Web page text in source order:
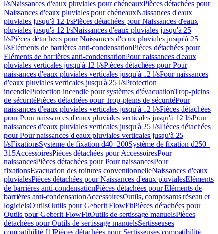
l/sNaissances d'eaux pluviales pour chéneauxPièces détachées pour
Naissances d'eaux pluviales pour chéneauxNaissances d'eaux
pluviales jusqu'à 12 l/sPièces détachées pour Naissances d'eaux
pluviales jusqu'à 12 l/sNaissances d'eaux pluviales jusqu'à 25
l/sPièces détachées pour Naissances d'eaux pluviales jusqu'à 25
l/sEléments de barrières anti-condensationPièces détachées pour
Eléments de barrières anti-condensationPour naissances d'eaux
pluviales verticales jusqu'à 12 l/sPièces détachées pour Pour
naissances d'eaux pluviales verticales jusqu'à 12 l/sPour naissances
d'eaux pluviales verticales jusqu'à 25 l/sProtection
incendieProtection incendie pour systèmes d'évacuationTrop-pleins
de sécuritéPièces détachées pour Trop-pleins de sécuritéPour
naissances d'eaux pluviales verticales jusqu'à 12 l/sPièces détachées
pour Pour naissances d'eaux pluviales verticales jusqu'à 12 l/sPour
naissances d'eaux pluviales verticales jusqu'à 25 l/sPièces détachées
pour Pour naissances d'eaux pluviales verticales jusqu'à 25
l/sFixationsSystème de fixation d40–200Système de fixation d250–
315AccessoiresPièces détachées pour AccessoiresPour
naissancesPièces détachées pour Pour naissancesPour
fixationsEvacuation des toitures conventionnelleNaissances d'eaux
pluvialesPièces détachées pour Naissances d'eaux pluvialesEléments
de barrières anti-condensationPièces détachées pour Eléments de
barrières anti-condensationAccessoiresOutils, composants réseau et
logicielsOutilsOutils pour Geberit FlowFitPièces détachées pour
Outils pour Geberit FlowFitOutils de sertissage manuelsPièces
détachées pour Outils de sertissage manuelsSertisseuses
compatibilité [1]Pièces détachées pour Sertisseuses compatibilité